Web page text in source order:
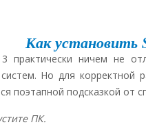
Как установить
3 практически ничем не
Но для
поэтапной подсказкой от
ПК.